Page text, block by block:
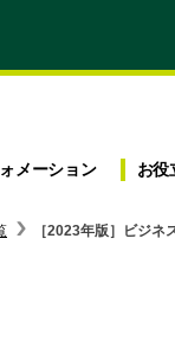
メーション お役
［2023年版］ビジ